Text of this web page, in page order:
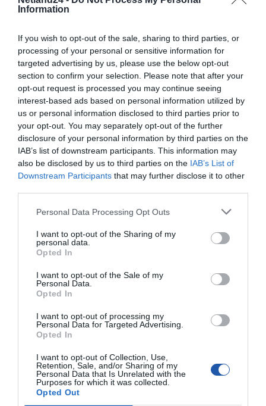
Information
If you wish to opt-out of the sale, sharing to third parties, or
processing of your personal or sensitive information for
targeted advertising by us, please use the below opt-out
section to confirm your selection. Please note that after your
opt-out request is processed you may continue seeing
interest-based ads based on personal information utilized by
us or personal information disclosed to third parties prior to
your opt-out. You may separately opt-out of the further
disclosure of your personal information by third parties on the
IAB’s list of downstream participants. This information may
also be disclosed by us to third parties on the IAB’s List of
Downstream Participants that may further disclose it to other
Personal Data Processing Opt Outs
I want to opt-out of the Sharing of my
personal data.
Opted In
I want to opt-out of the Sale of my
Personal Data.
Opted In
I want to opt-out of processing my
Personal Data for Targeted Advertising.
Opted In
I want to opt-out of Collection, Use,
Retention, Sale, and/or Sharing of my
Personal Data that Is Unrelated with the
Purposes for which it was collected.
Opted Out
producenta
Producent SANDBERG
Klasa produktu
Kable - SCART|S-
Video|Toslink|RCA|JACK|XLR
Rodzaj kabla audio
1x męska Jack 3,5mm stereo
2x żeńska Jack 3,5mm stereo
Długość kabla brak danych
końcówki
Kolor kabla Czarny
Deklarowana waga jest wagą minimalną i może różnić się w zależności od
INFORMACJE HANDLOWE
Kod producenta
Podmiot
odpowiedzialny
Sandberg A/S
Bregnerødvej 133 D
3460 Birkerød, DK
Pomoc
techniczna
https://sandberg.world/pl-pl/support